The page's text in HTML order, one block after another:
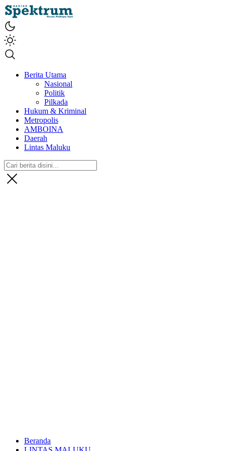
spektrumonline.com
Berita Utama
Nasional
Politik
Pilkada
Hukum & Kriminal
Metropolis
AMBOINA
Daerah
Lintas Maluku
Beranda